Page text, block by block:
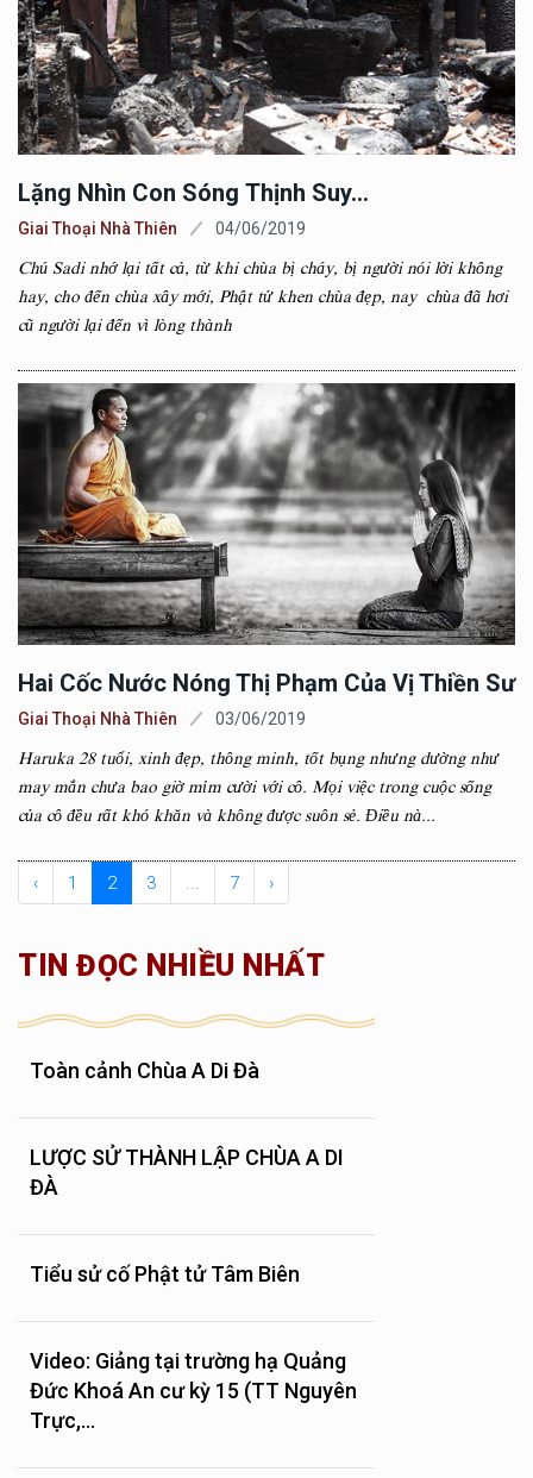
Lặng Nhìn Con Sóng Thịnh Suy...
Giai Thoại Nhà Thiên 04/06/2019
Chú Sadi nhớ lại tất cả, từ khi chùa bị cháy, bị người nói lời không
hay, cho đến chùa xây mới, Phật tử khen chùa đẹp, nay chùa đã hơi
cũ người lại đến vì lòng thành
Hai Cốc Nước Nóng Thị Phạm Của Vị Thiền Sư
Giai Thoại Nhà Thiên 03/06/2019
Haruka 28 tuổi, xinh đẹp, thông minh, tốt bụng nhưng dường như
may mắn chưa bao giờ mỉm cười với cô. Mọi việc trong cuộc sống
của cô đều rất khó khăn và không được suôn sẻ. Điều nà...
‹ 1 2 3 ... 7 ›
TIN ĐỌC NHIỀU NHẤT
Toàn cảnh Chùa A Di Đà
LƯỢC SỬ THÀNH LẬP CHÙA A DI
ĐÀ
Tiểu sử cố Phật tử Tâm Biên
Video: Giảng tại trường hạ Quảng
Đức Khoá An cư kỳ 15 (TT Nguyên
Trực,...